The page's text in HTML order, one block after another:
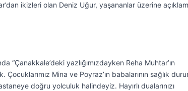
ikizleri olan Deniz Uğur, yaşananlar üzerine
“Çanakkale’deki yazlığımızdayken Reha Muhtar’ın
Çocuklarımız Mina ve Poyraz’ın babalarının sağlık
doğru yolculuk halindeyiz. Hayırlı dualarınızı